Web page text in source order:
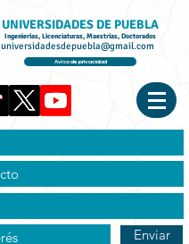
UNIVERSIDADES DE PUEBLA
Ingenierías, Licenciaturas, Maestrías, Doctorados
universidadesdepuebla@gmail.com
Aviso de privacidad
Enviar